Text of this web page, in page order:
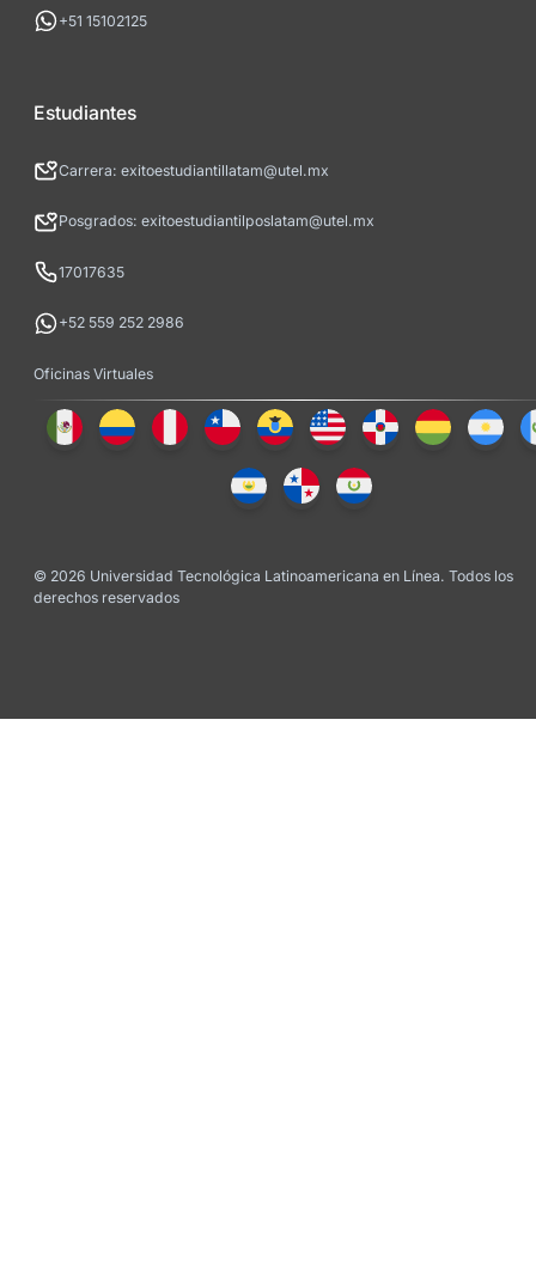
+51 15102125
Estudiantes
Carrera: exitoestudiantillatam@utel.mx
Posgrados: exitoestudiantilposlatam@utel.mx
17017635
+52 559 252 2986
Oficinas Virtuales
© 2026 Universidad Tecnológica Latinoamericana en Línea. Todos los
derechos reservados